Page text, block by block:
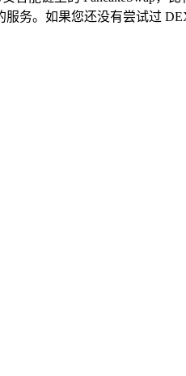
务。如果您还没有尝试过